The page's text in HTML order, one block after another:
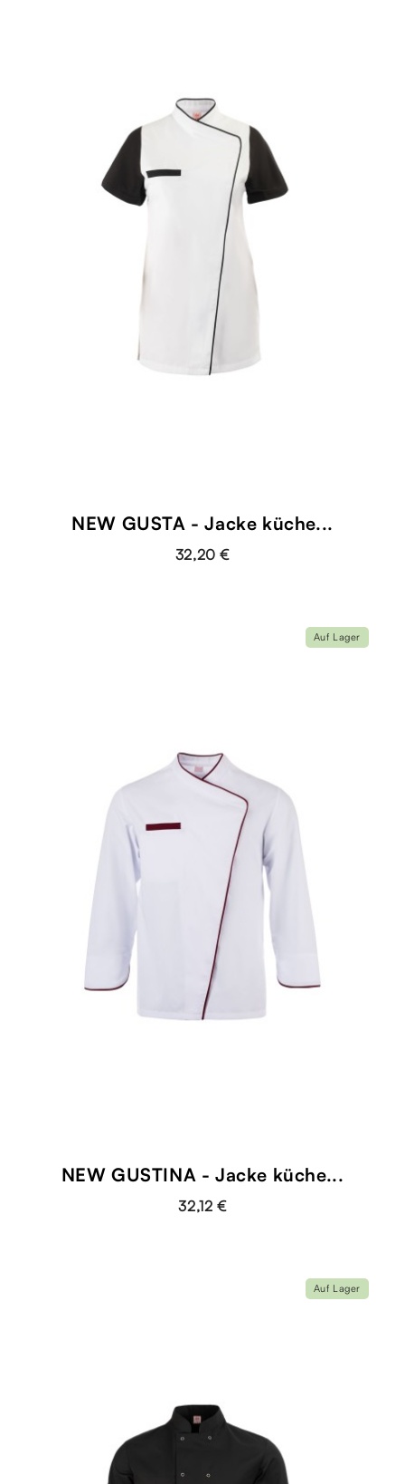
NEW GUSTA - Jacke küche...
32,20 €
NEW GUSTINA - Jacke küche...
32,12 €
Auf Lager
Auf Lager